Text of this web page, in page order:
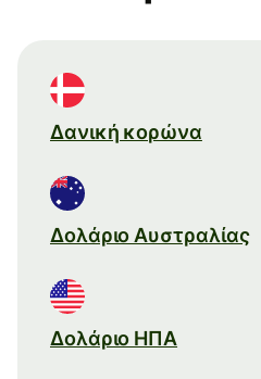
Δανική κορώνα
Δολάριο Αυστραλίας
Δολάριο ΗΠΑ